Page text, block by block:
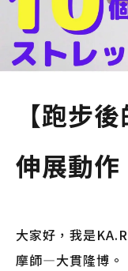
【跑步
伸展動作
大家好，我是
摩師—大貫隆博。